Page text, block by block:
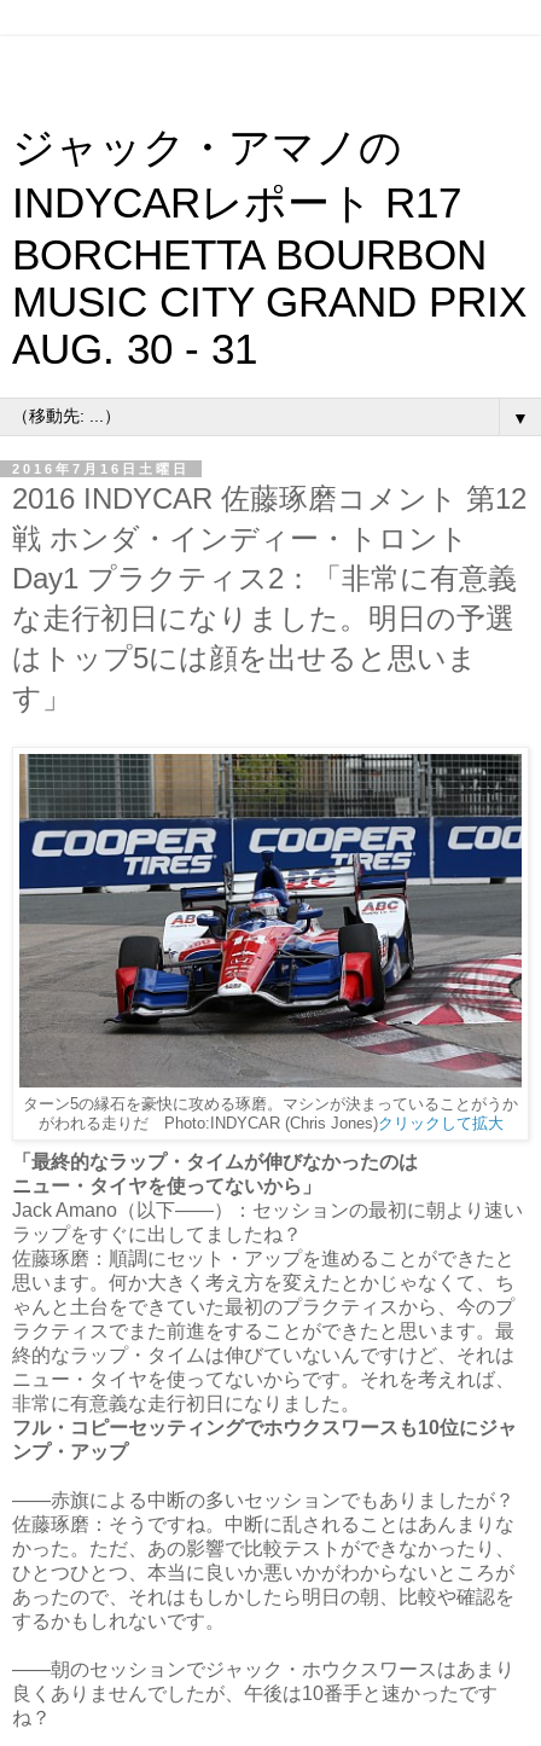
ジャック・アマノの
INDYCARレポート R17
BORCHETTA BOURBON
MUSIC CITY GRAND PRIX
AUG. 30 - 31
▼
2016年7月16日土曜日
2016 INDYCAR 佐藤琢磨コメント 第12
戦 ホンダ・インディー・トロント
Day1 プラクティス2：「非常に有意義
な走行初日になりました。明日の予選
はトップ5には顔を出せると思いま
す」
ターン5の縁石を豪快に攻める琢磨。マシンが決まっていることがうか
がわれる走りだ Photo:INDYCAR (Chris Jones)クリックして拡大
「最終的なラップ・タイムが伸びなかったのは
ニュー・タイヤを使ってないから」
Jack Amano（以下――）：セッションの最初に朝より速い
ラップをすぐに出してましたね？
佐藤琢磨：順調にセット・アップを進めることができたと
思います。何か大きく考え方を変えたとかじゃなくて、ち
ゃんと土台をできていた最初のプラクティスから、今のプ
ラクティスでまた前進をすることができたと思います。最
終的なラップ・タイムは伸びていないんですけど、それは
ニュー・タイヤを使ってないからです。それを考えれば、
非常に有意義な走行初日になりました。
フル・コピーセッティングでホウクスワースも10位にジャ
ンプ・アップ
――赤旗による中断の多いセッションでもありましたが？
佐藤琢磨：そうですね。中断に乱されることはあんまりな
かった。ただ、あの影響で比較テストができなかったり、
ひとつひとつ、本当に良いか悪いかがわからないところが
あったので、それはもしかしたら明日の朝、比較や確認を
するかもしれないです。
――朝のセッションでジャック・ホウクスワースはあまり
良くありませんでしたが、午後は10番手と速かったです
ね？